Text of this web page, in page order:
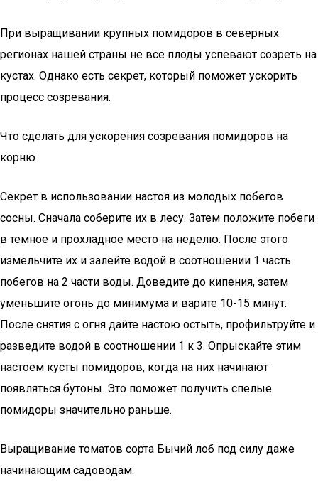
При выращивании крупных помидоров в северных
регионах нашей страны не все плоды успевают созреть на
кустах. Однако есть секрет, который поможет ускорить
процесс созревания.
Что сделать для ускорения созревания помидоров на
корню
Секрет в использовании настоя из молодых побегов
сосны. Сначала соберите их в лесу. Затем положите побеги
в темное и прохладное место на неделю. После этого
измельчите их и залейте водой в соотношении 1 часть
побегов на 2 части воды. Доведите до кипения, затем
уменьшите огонь до минимума и варите 10-15 минут.
После снятия с огня дайте настою остыть, профильтруйте и
разведите водой в соотношении 1 к 3. Опрыскайте этим
настоем кусты помидоров, когда на них начинают
появляться бутоны. Это поможет получить спелые
помидоры значительно раньше.
Выращивание томатов сорта Бычий лоб под силу даже
начинающим садоводам.